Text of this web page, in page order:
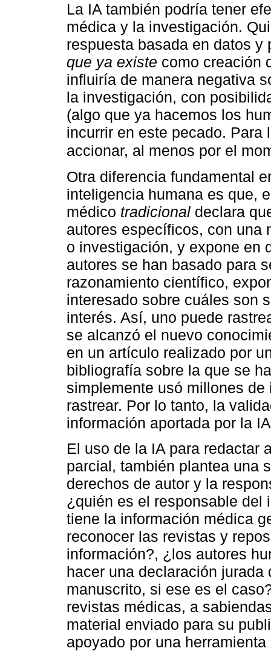
La IA también podría tener
médica y la investigación.
respuesta basada en datos
que ya existe como creación
influiría de manera negativa
la investigación, con
(algo que ya hacemos los
incurrir en este pecado. Para
accionar, al menos por el
Otra diferencia fundamental
inteligencia humana es que,
médico tradicional declara
autores específicos, con una
o investigación, y expone en
autores se han basado para
razonamiento científico,
interesado sobre cuáles son
interés. Así, uno puede
se alcanzó el nuevo
en un artículo realizado por
bibliografía sobre la que se
simplemente usó millones
rastrear. Por lo tanto, la
información aportada por la
El uso de la IA para redactar
parcial, también plantea una
derechos de autor y la
¿quién es el responsable del
tiene la información médica
reconocer las revistas y
información?, ¿los autores
hacer una declaración
manuscrito, si ese es el
revistas médicas, a
material enviado para su
apoyado por una